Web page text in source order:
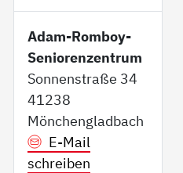
Adam-Romboy-
Seniorenzentrum
Sonnenstraße 34
41238
Mönchengladbach
E-Mail
schreiben